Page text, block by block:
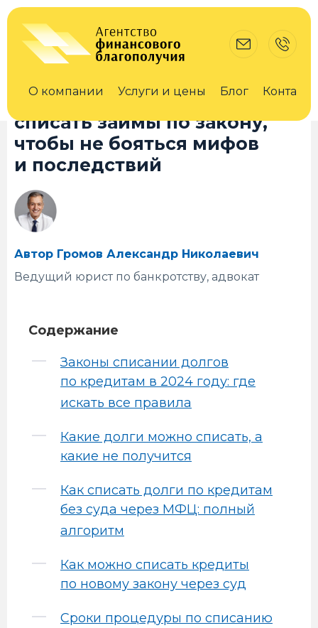
О компании Услуги и цены Блог Контакты
8 июля 2024
erid F7NfYUJCUneLt1SmVutK
Жизнь без долгов: как
списать займы по закону,
чтобы не бояться мифов
и последствий
Автор Громов Александр Николаевич
Ведущий юрист по банкротству, адвокат
Содержание
Законы списании долгов
по кредитам в 2024 году: где
искать все правила
Какие долги можно списать, а
какие не получится
Как списать долги по кредитам
без суда через МФЦ: полный
алгоритм
Как можно списать кредиты
по новому закону через суд
Сроки процедуры по списанию